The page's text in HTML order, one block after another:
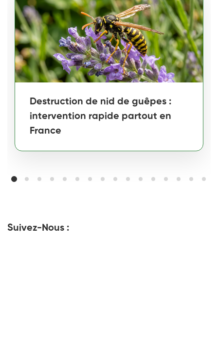
Destruction de nid de guêpes :
intervention rapide partout en
France
Suivez-Nous :